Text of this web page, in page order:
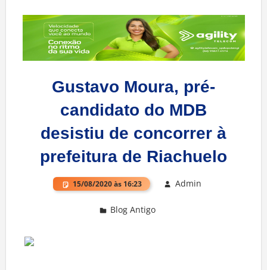
Gustavo Moura, pré-
candidato do MDB
desistiu de concorrer à
prefeitura de Riachuelo
15/08/2020 às 16:23 Admin
Blog Antigo